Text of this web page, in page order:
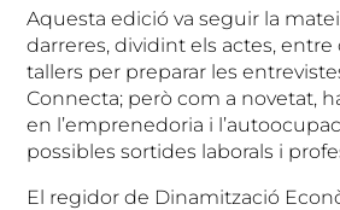
Aquesta edició va seguir la
darreres, dividint els actes,
tallers per preparar les
Connecta; però com a novetat,
en l’emprenedoria i
possibles sortides laborals i
El regidor de Dinamització